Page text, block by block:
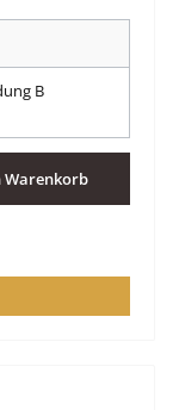
B
Warenkorb